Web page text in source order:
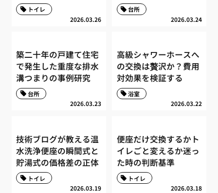
2026.03.26
トイレ
2026.03.24
台所
築二十年の戸建て住宅
で発生した重度な排水
溝つまりの事例研究
2026.03.23
台所
高級シャワーホースへ
の交換は贅沢か？費用
対効果を検証する
2026.03.22
浴室
技術ブログが教える温
水洗浄便座の瞬間式と
貯湯式の価格差の正体
2026.03.19
トイレ
便座だけ交換するかト
イレごと変えるか迷っ
た時の判断基準
2026.03.18
トイレ